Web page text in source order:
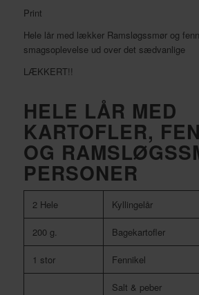
Print
Hele lår med lækker Ramsløgssmør og
smagsoplevelse ud over det sædvanlige
LÆKKERT!!
HELE LÅR MED
KARTOFLER,
OG
PERSONER
2 Hele Kyllingelår
200 g. Bagekartofler
1 stor Fennikel
Salt & peber